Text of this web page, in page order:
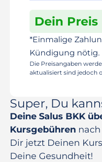
Dein Preis
*Einmalige
Kündigung nötig.
Die Preisangaben
aktualisiert sind jedoch
Super, Du
Deine Salus BKK
Kursgebühren
Dir jetzt Deinen
Deine Gesundheit!